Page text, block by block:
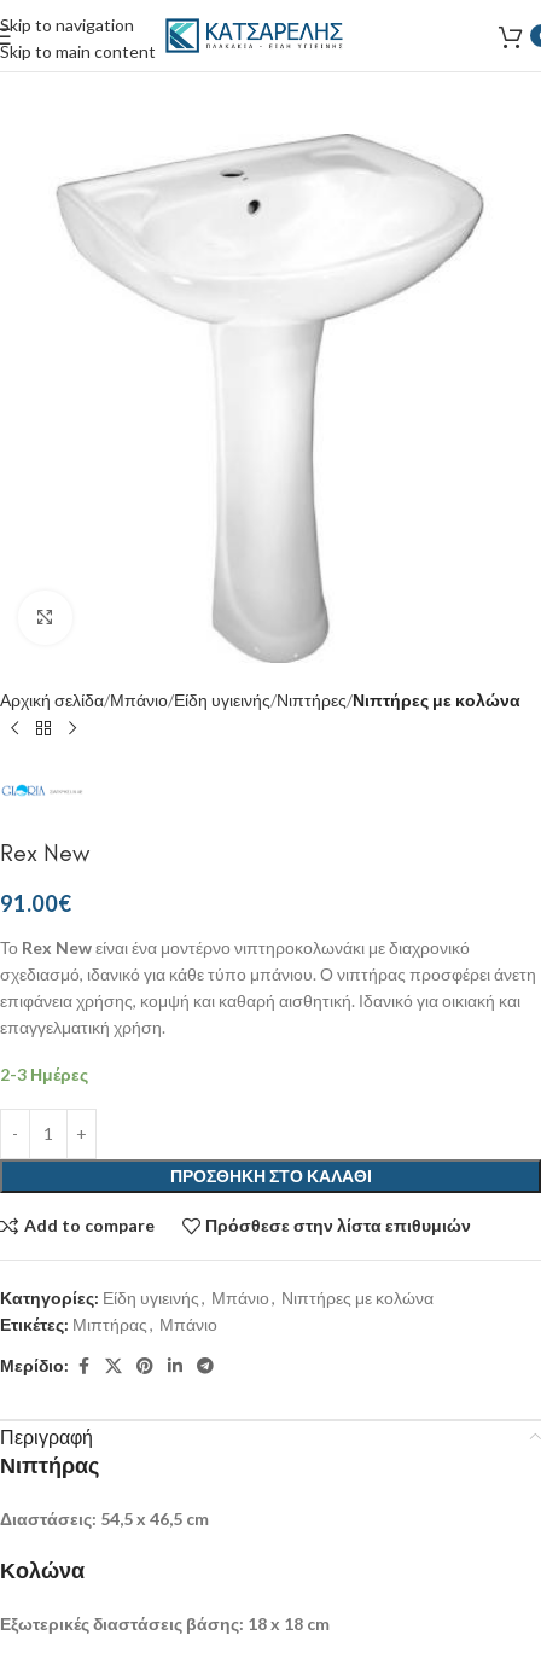
Skip to navigation
Skip to main content
Αρχική σελίδα Μπάνιο Είδη υγιεινής Νιπτήρες Νιπτήρες με κολώνα
Rex New
91.00€
Το Rex Newείναι ένα μοντέρνο νιπτηροκολωνάκι με διαχρονικό
σχεδιασμό, ιδανικό για κάθε τύπο μπάνιου. Ο νιπτήρας προσφέρει άνετη
επιφάνεια χρήσης, κομψή και καθαρή αισθητική. Ιδανικό για οικιακή και
επαγγελματική χρήση.
2-3 Ημέρες
ΠΡΟΣΘΉΚΗ ΣΤΟ ΚΑΛΆΘΙ
Add to compare Πρόσθεσε στην λίστα επιθυμιών
Κατηγορίες: Είδη υγιεινής, Μπάνιο, Νιπτήρες με κολώνα
Ετικέτες: Μιπτήρας, Μπάνιο
Μερίδιο:
Περιγραφή
Νιπτήρας
Διαστάσεις: 54,5 x 46,5 cm
Κολώνα
Εξωτερικές διαστάσεις βάσης: 18 x 18 cm